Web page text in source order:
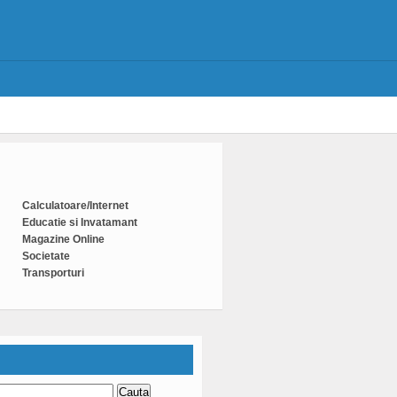
Calculatoare/Internet
Educatie si Invatamant
Magazine Online
Societate
Transporturi